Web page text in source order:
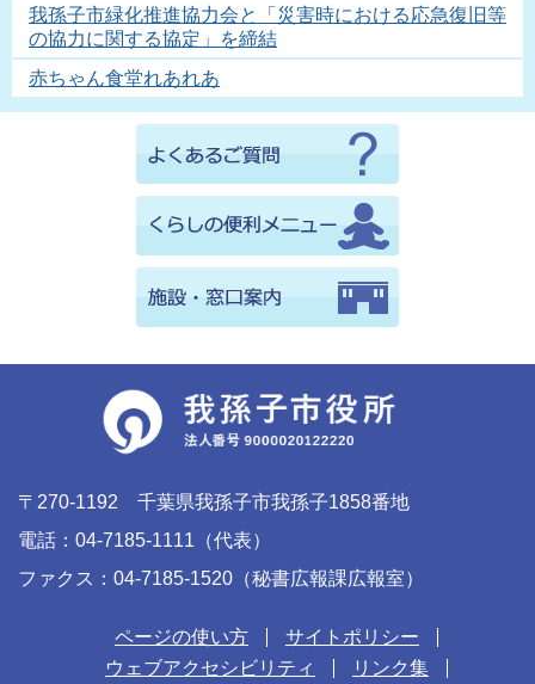
我孫子市緑化推進協力会と「災害時における応急復旧等
の協力に関する協定」を締結
赤ちゃん食堂れあれあ
〒270-1192 千葉県我孫子市我孫子1858番地
電話：04-7185-1111（代表）
ファクス：04-7185-1520（秘書広報課広報室）
ページの使い方
サイトポリシー
ウェブアクセシビリティ
リンク集